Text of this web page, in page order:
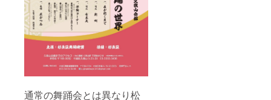
通常の舞踊会とは異なり松